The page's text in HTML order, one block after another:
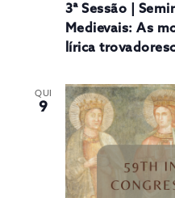
3ª Sessão |
Medievais: As
lírica
QUI
9